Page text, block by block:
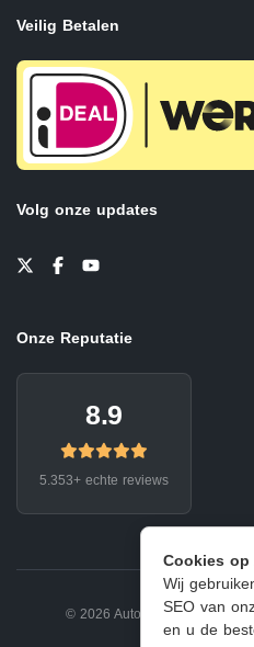
Cookies op
Wij
SEO van
en u de
Veilig Betalen
Volg onze updates
Onze Reputatie
8.9
5.353+ echte reviews
© 2026 Autobanden